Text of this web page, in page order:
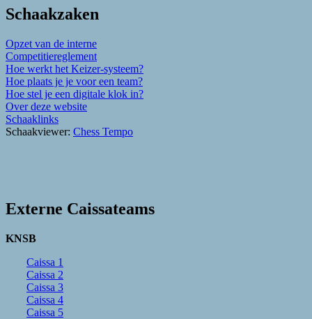
Schaakzaken
Opzet van de interne
Competitiereglement
Hoe werkt het Keizer-systeem?
Hoe plaats je je voor een team?
Hoe stel je een digitale klok in?
Over deze website
Schaaklinks
Schaakviewer: Chess Tempo
Externe Caissateams
KNSB
Caissa 1
Caissa 2
Caissa 3
Caissa 4
Caissa 5